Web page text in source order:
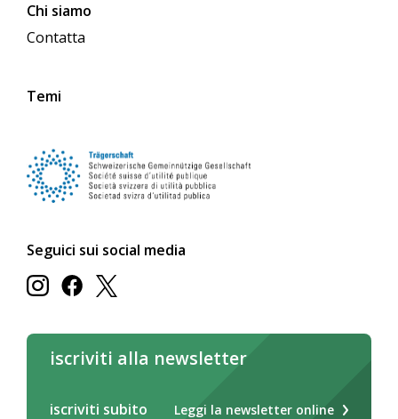
Chi siamo
Contatta
Temi
Seguici sui social media
iscriviti alla newsletter
iscriviti subito Leggi la newsletter online